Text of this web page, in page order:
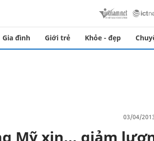
Gia đình Giới trẻ Khỏe - đẹp
03/04/
Mỹ xin... giảm